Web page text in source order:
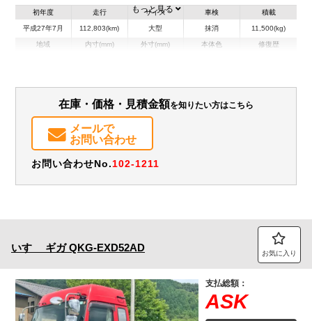
初年度
平成27年7月
走行
112,803(km)
サイズ
大型
車検
抹消
積載
11,500(kg)
地域 内寸(mm) 外寸(mm) 本体色 修復歴
もっと見る
在庫・価格・見積金額を知りたい方はこちら
メールで
お問い合わせ
お問い合わせNo.102-1211
いすゞ ギガ QKG-EXD52AD お気に入り
支払総額：
ASK